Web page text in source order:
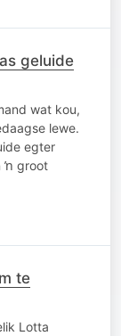
geluide
wat kou,
lewe.
egter
ŉ groot
te
Lotta